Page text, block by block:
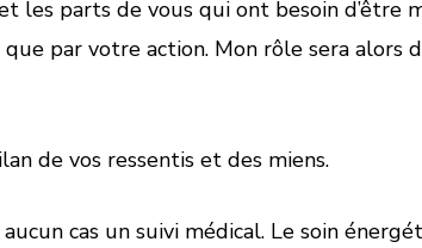
les parts de vous qui ont besoin d’être
par votre action. Mon rôle sera
de vos ressentis et des miens.
cas un suivi médical. Le soin